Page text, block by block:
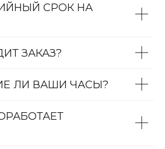
СРОК НА
ЗАКАЗ?
ЛИ ВАШИ ЧАСЫ?